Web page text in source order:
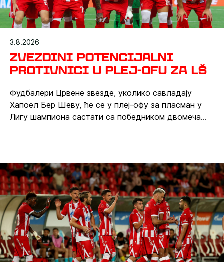
3.8.2026
Zvezdini potencijalni
protivnici u plej-ofu za LŠ
Фудбалери Црвене звезде, уколико савладају
Хапоел Бер Шеву, ће се у плеј-офу за пласман у
Лигу шампиона састати са победником двомеча